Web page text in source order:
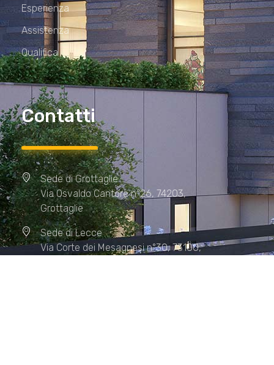
Esperienza
Assistenza
Qualifica
Contatti
Sede di Grottaglie
Via Osvaldo Cantore n°26, 74203,
Grottaglie
Sede di Lecce
Via Corte dei Mesagnesi n°30, 73100,